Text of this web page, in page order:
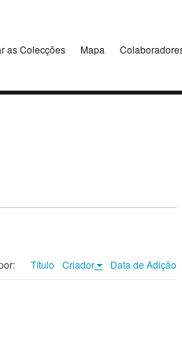
as Colecções Mapa
Título Criador Data de Adição